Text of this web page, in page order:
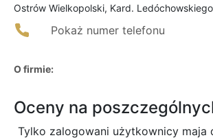
Ostrów Wielkopolski, Kard.
Pokaż numer telefonu
O firmie:
Oceny na
Tylko zalogowani użytkownicy maja